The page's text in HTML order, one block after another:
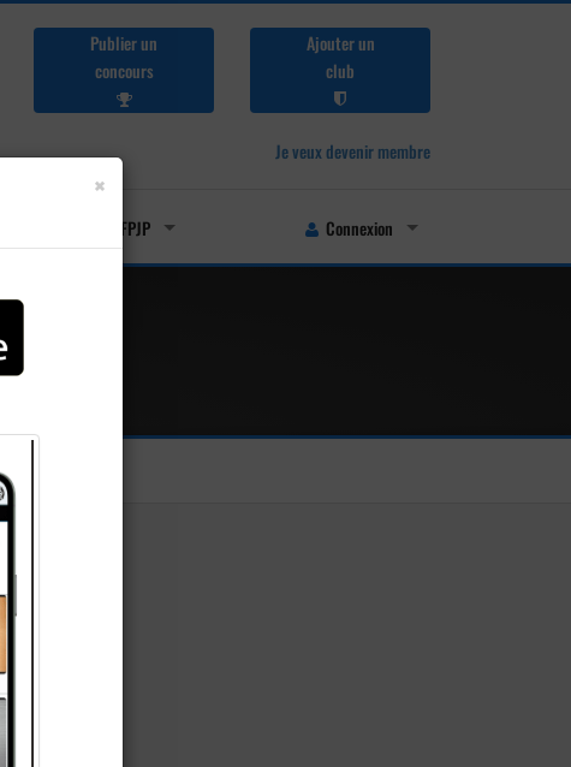
Publier un
concours
Ajouter un
club
Je veux devenir membre
Licenciés FFPJP Connexion
×